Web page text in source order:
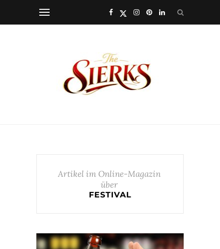
Artikel im Online-Magazin
über
FESTIVAL